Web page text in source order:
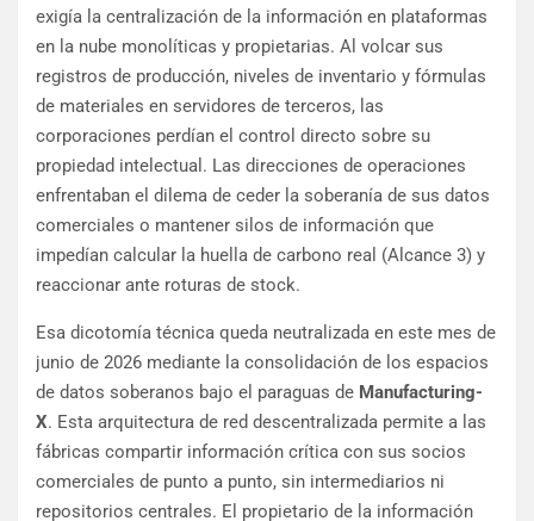
exigía la centralización de la información en plataformas
en la nube monolíticas y propietarias. Al volcar sus
registros de producción, niveles de inventario y fórmulas
de materiales en servidores de terceros, las
corporaciones perdían el control directo sobre su
propiedad intelectual. Las direcciones de operaciones
enfrentaban el dilema de ceder la soberanía de sus datos
comerciales o mantener silos de información que
impedían calcular la huella de carbono real (Alcance 3) y
reaccionar ante roturas de stock.
Esa dicotomía técnica queda neutralizada en este mes de
junio de 2026 mediante la consolidación de los espacios
de datos soberanos bajo el paraguas de Manufacturing-
X. Esta arquitectura de red descentralizada permite a las
fábricas compartir información crítica con sus socios
comerciales de punto a punto, sin intermediarios ni
repositorios centrales. El propietario de la información